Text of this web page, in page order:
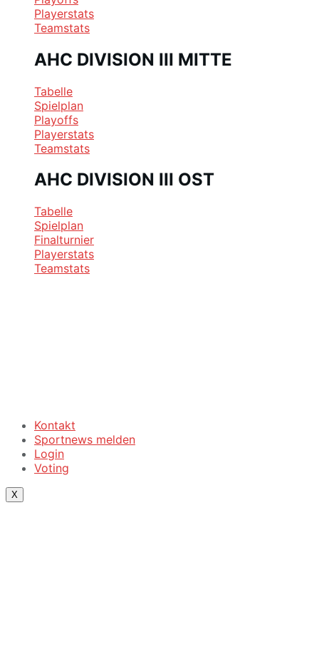
Playerstats
Teamstats
AHC DIVISION III MITTE
Tabelle
Spielplan
Playoffs
Playerstats
Teamstats
AHC DIVISION III OST
Tabelle
Spielplan
Finalturnier
Playerstats
Teamstats
Kontakt
Sportnews melden
Login
Voting
X